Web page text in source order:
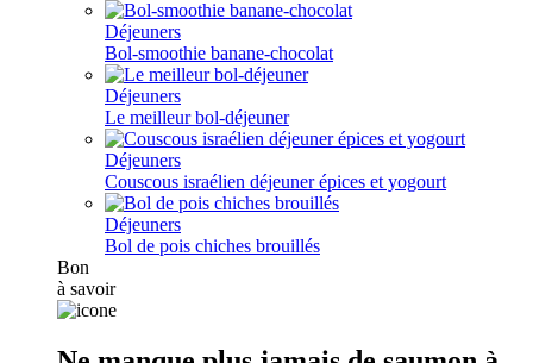
Déjeuners
Bol-smoothie banane-chocolat
Déjeuners
Le meilleur bol-déjeuner
Déjeuners
Couscous israélien déjeuner épices et yogourt
Déjeuners
Bol de pois chiches brouillés
Bon
à savoir